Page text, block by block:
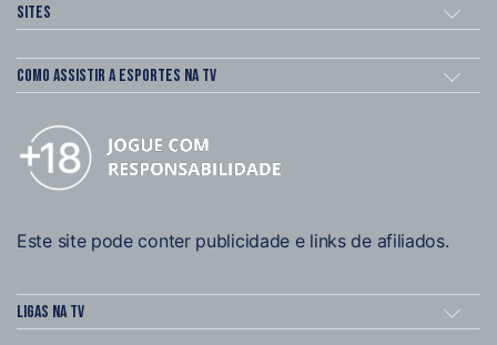
Sites
Como assistir a esportes na TV
Este site pode conter publicidade e links de afiliados.
Ligas na TV